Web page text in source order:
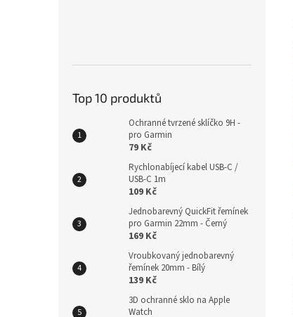
Top 10 produktů
Ochranné tvrzené sklíčko 9H -
pro Garmin
79 Kč
Rychlonabíjecí kabel USB-C /
USB-C 1m
109 Kč
Jednobarevný QuickFit řemínek
pro Garmin 22mm - Černý
169 Kč
Vroubkovaný jednobarevný
řemínek 20mm - Bílý
139 Kč
3D ochranné sklo na Apple
Watch